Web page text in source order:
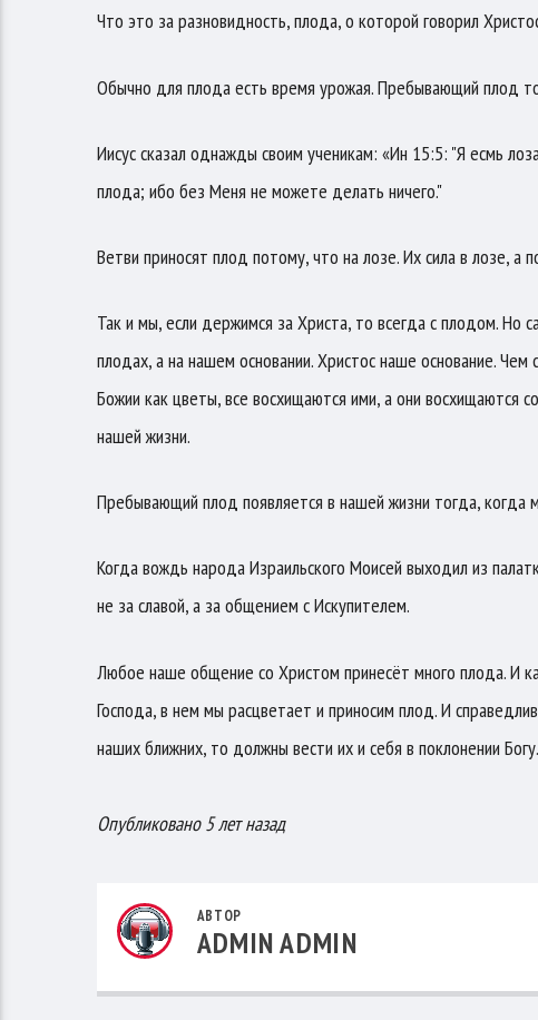
Что это за разновидность, плода, о которой говорил
Обычно для плода есть время урожая. Пребывающий плод
Иисус сказал однажды своим ученикам: «Ин 15:5: "Я есмь
плода; ибо без Меня не можете делать ничего."
Ветви приносят плод потому, что на лозе. Их сила в лозе, а
Так и мы, если держимся за Христа, то всегда с плодом.
плодах, а на нашем основании. Христос наше основание.
Божии как цветы, все восхищаются ими, а они восхищаются
нашей жизни.
Пребывающий плод появляется в нашей жизни тогда, когда
Когда вождь народа Израильского Моисей выходил из
не за славой, а за общением с Искупителем.
Любое наше общение со Христом принесёт много плода. И
Господа, в нем мы расцветает и приносим плод. И
наших ближних, то должны вести их и себя в поклонении Богу.
Опубликовано 5 лет назад
АВТОР
ADMIN ADMIN